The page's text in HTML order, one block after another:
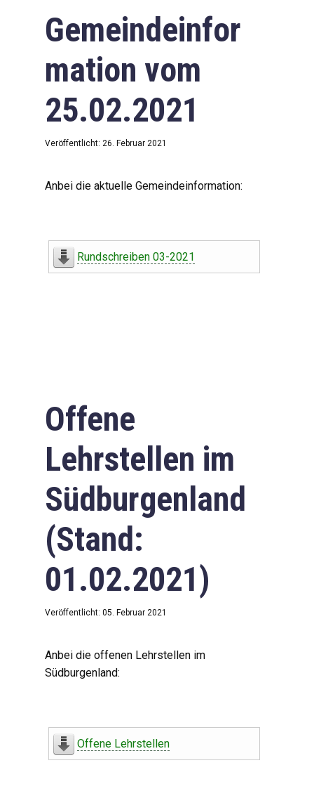
Downloads
Impressum
Datenschutzerklärung
Gemeindeinfor
mation vom
25.02.2021
Veröffentlicht: 26. Februar 2021
Anbei die aktuelle Gemeindeinformation:
Rundschreiben 03-2021
Offene
Lehrstellen im
Südburgenland
(Stand:
01.02.2021)
Veröffentlicht: 05. Februar 2021
Anbei die offenen Lehrstellen im
Südburgenland:
Offene Lehrstellen